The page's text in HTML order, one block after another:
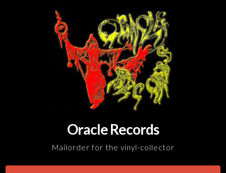
Oracle Records
Mailorder for the vinyl-collector